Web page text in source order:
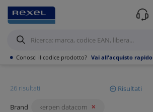
• Conosci il codice prodotto? Vai all'acquisto rapido
Rexel/ Prodotti /
KERPEN DATACOM
Cavi
26 risultati Risultati
Brand kerpen datacom